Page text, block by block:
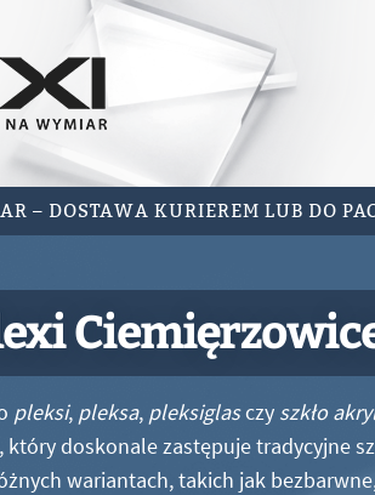
– DOSTAWA KURIEREM LUB DO
pleksi, pleksa, pleksiglasczy szkło
doskonale zastępuje tradycyjne
wariantach, takich jak